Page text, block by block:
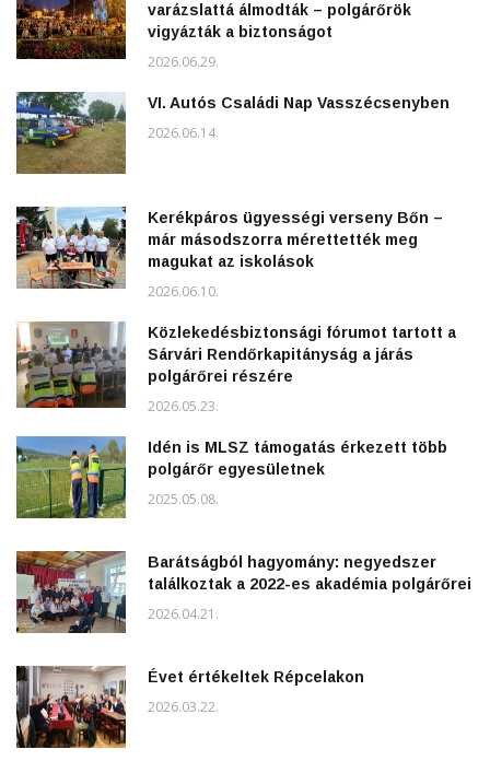
varázslattá álmodták – polgárőrök
vigyázták a biztonságot
2026.06.29.
VI. Autós Családi Nap Vasszécsenyben
2026.06.14.
Kerékpáros ügyességi verseny Bőn –
már másodszorra mérettették meg
magukat az iskolások
2026.06.10.
Közlekedésbiztonsági fórumot tartott a
Sárvári Rendőrkapitányság a járás
polgárőrei részére
2026.05.23.
Idén is MLSZ támogatás érkezett több
polgárőr egyesületnek
2025.05.08.
Barátságból hagyomány: negyedszer
találkoztak a 2022-es akadémia polgárőrei
2026.04.21.
Évet értékeltek Répcelakon
2026.03.22.